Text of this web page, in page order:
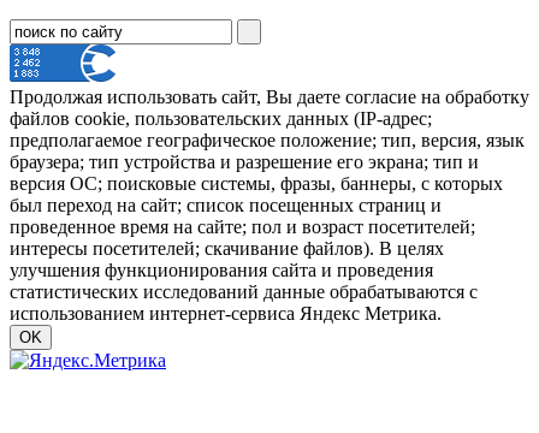
Продолжая использовать сайт, Вы даете согласие на обработку
файлов cookie, пользовательских данных (IP-адрес;
предполагаемое географическое положение; тип, версия, язык
браузера; тип устройства и разрешение его экрана; тип и
версия ОС; поисковые системы, фразы, баннеры, с которых
был переход на сайт; список посещенных страниц и
проведенное время на сайте; пол и возраст посетителей;
интересы посетителей; скачивание файлов). В целях
улучшения функционирования сайта и проведения
статистических исследований данные обрабатываются с
использованием интернет-сервиса Яндекс Метрика.
OK